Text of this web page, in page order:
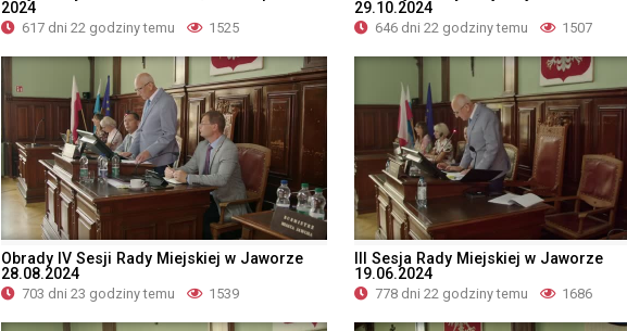
2024
617 dni 22 godziny temu 1525
29.10.2024
646 dni 22 godziny temu 1507
Obrady IV Sesji Rady Miejskiej w Jaworze
28.08.2024
703 dni 23 godziny temu 1539
III Sesja Rady Miejskiej w Jaworze
19.06.2024
778 dni 22 godziny temu 1686